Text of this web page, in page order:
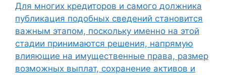
Для многих кредиторов и самого должника
публикация подобных сведений становится
важным этапом, поскольку именно на этой
стадии принимаются решения, напрямую
влияющие на имущественные права, размер
возможных выплат, сохранение активов и